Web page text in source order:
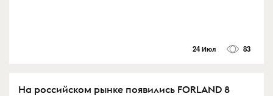
24 Июл 83
На российском рынке появились FORLAND 8